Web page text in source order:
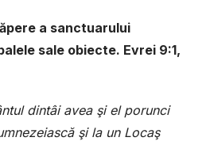
a sanctuarului
sale obiecte. Evrei 9:1,
dintâi avea şi el porunci
şi la un Locaş